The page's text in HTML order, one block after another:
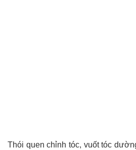
Thói quen chỉnh tóc, vuốt tóc